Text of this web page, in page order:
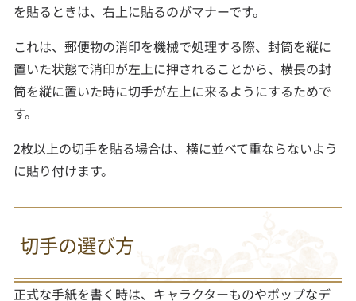
を貼るときは、右上に貼るのがマナーです。
これは、郵便物の消印を機械で処理する際、封筒を縦に
置いた状態で消印が左上に押されることから、横長の封
筒を縦に置いた時に切手が左上に来るようにするためで
す。
2枚以上の切手を貼る場合は、横に並べて重ならないよう
に貼り付けます。
切手の選び方
正式な手紙を書く時は、キャラクターものやポップなデ